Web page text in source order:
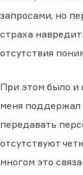
запросами, но
страха
отсутствия
При этом было и
меня поддержал
передавать
отсутствуют
многом это